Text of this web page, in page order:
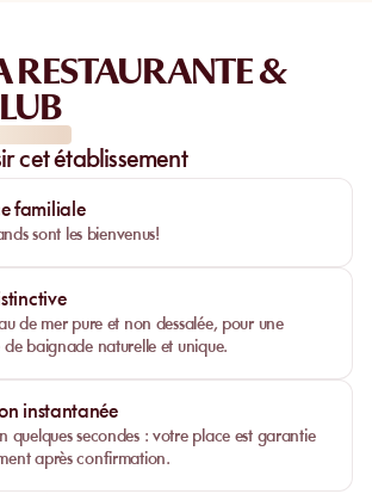
RESTAURANTE &
cet établissement
familiale
sont les bienvenus!
de mer pure et non dessalée, pour une
de baignade naturelle et unique.
instantanée
quelques secondes : votre place est garantie
après confirmation.